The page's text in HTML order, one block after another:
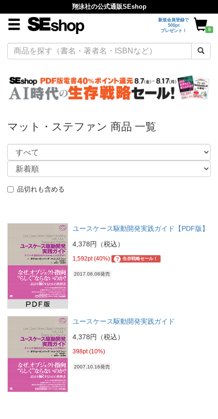
翔泳社の公式通販SEshop
新規会員登録で
500pt
プレゼント！
0
マット・ステファン 商品 一覧
品切れも含める
ユースケース駆動開発実践ガイド【PDF版】
4,378円（税込）
1,592pt (40%) ? 生存戦略セール！
2017.06.08発売
ユースケース駆動開発実践ガイド
4,378円（税込）
398pt (10%)
2007.10.16発売